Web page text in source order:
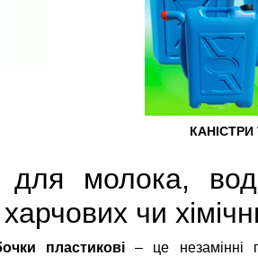
КАНІСТРИ
для молока,
чи
пластикові – це незамінні